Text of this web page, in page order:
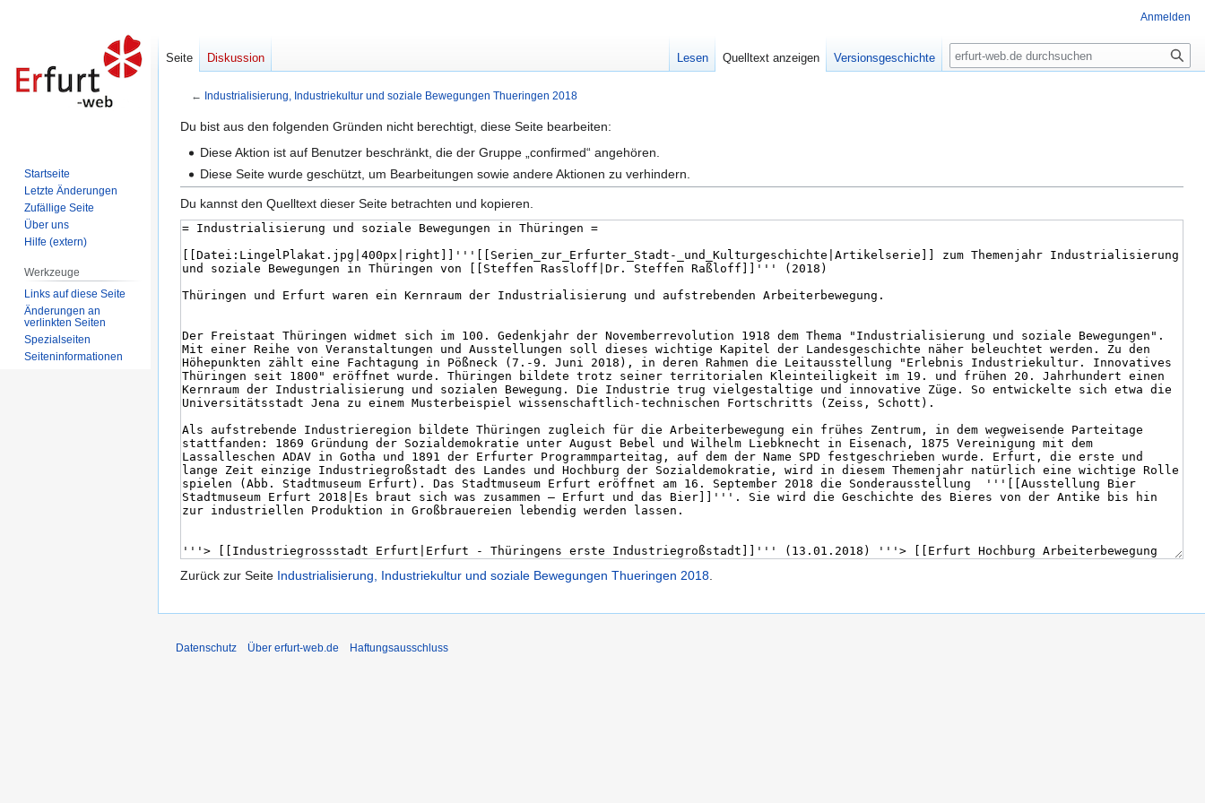
← Industrialisierung, Industriekultur und soziale Bewegungen Thueringen 2018
Zur
Navigation
Zur
Suche
Du bist aus den folgenden Gründen nicht berechtigt, diese Seite bearbeiten:
Diese Aktion ist auf Benutzer beschränkt, die der Gruppe „confirmed“ angehören.
Diese Seite wurde geschützt, um Bearbeitungen sowie andere Aktionen zu verhindern.
Du kannst den Quelltext dieser Seite betrachten und kopieren.
Zurück zur Seite Industrialisierung, Industriekultur und soziale Bewegungen Thueringen 2018.
Anmelden
Seite Diskussion Lesen Quelltext anzeigen Versionsgeschichte Suche
Startseite
Letzte Änderungen
Zufällige Seite
Über uns
Hilfe (extern)
Werkzeuge
Links auf diese Seite
Änderungen an
verlinkten Seiten
Spezialseiten
Seiten­informationen
Datenschutz Über erfurt-web.de Haftungsausschluss